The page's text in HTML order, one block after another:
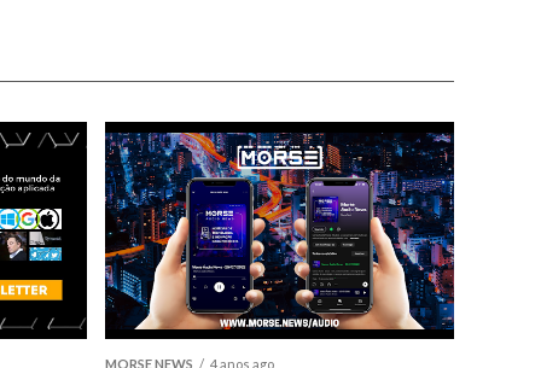
MORSE NEWS 4 anos ago